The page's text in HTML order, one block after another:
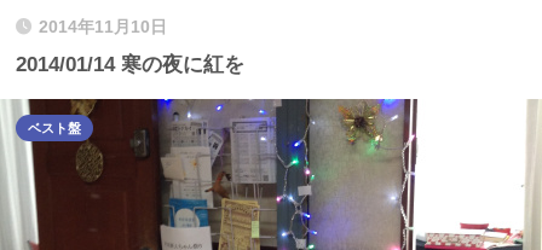
2014年11月10日
2014/01/14 寒の夜に紅を
ベスト盤